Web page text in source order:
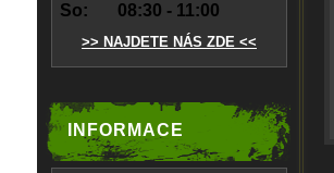
So:
08:30 - 11:00
>> NAJDETE NÁS ZDE <<
INFORMACE